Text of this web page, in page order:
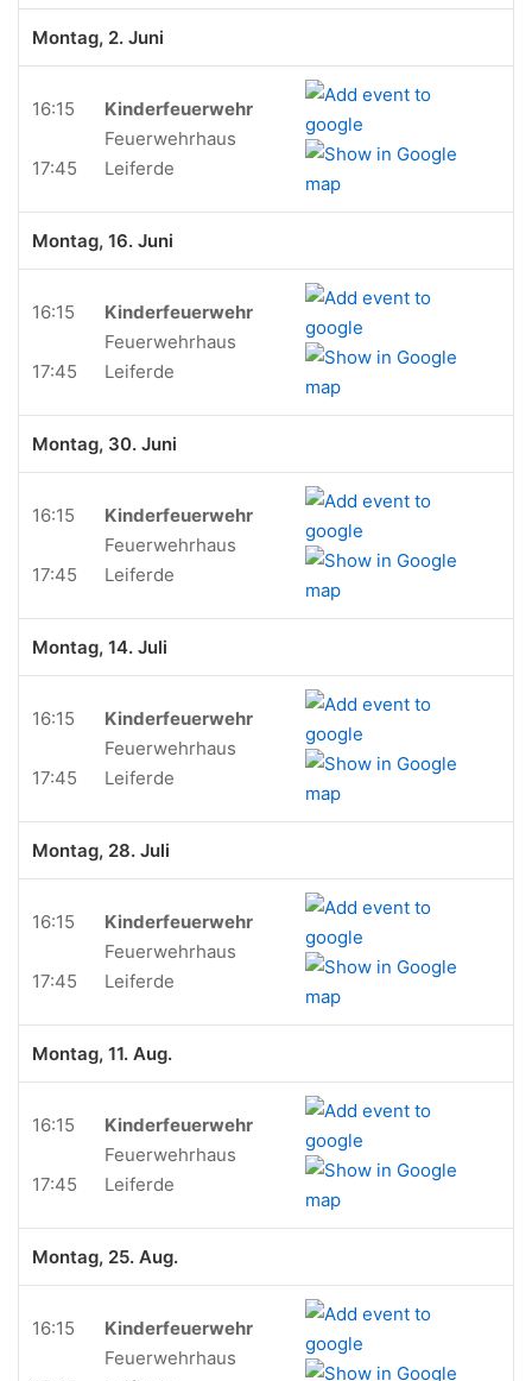
Montag, 2. Juni
16:15
17:45
Kinderfeuerwehr
Feuerwehrhaus
Leiferde
Montag, 16. Juni
16:15
17:45
Kinderfeuerwehr
Feuerwehrhaus
Leiferde
Montag, 30. Juni
16:15
17:45
Kinderfeuerwehr
Feuerwehrhaus
Leiferde
Montag, 14. Juli
16:15
17:45
Kinderfeuerwehr
Feuerwehrhaus
Leiferde
Montag, 28. Juli
16:15
17:45
Kinderfeuerwehr
Feuerwehrhaus
Leiferde
Montag, 11. Aug.
16:15
17:45
Kinderfeuerwehr
Feuerwehrhaus
Leiferde
Montag, 25. Aug.
16:15
Kinderfeuerwehr
Feuerwehrhaus